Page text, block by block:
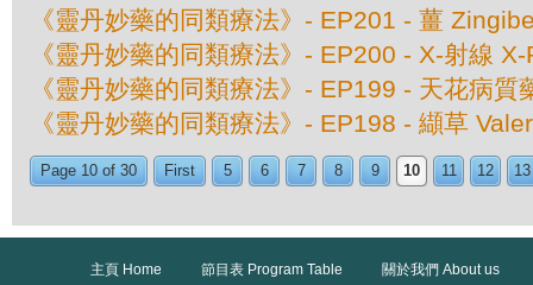
《靈丹妙藥的同類療法》- EP201 - 薑
《靈丹妙藥的同類療法》- EP200 - X-射線 X-
《靈丹妙藥的同類療法》- EP199 - 天花病質
《靈丹妙藥的同類療法》- EP198 - 纈草
Page 10 of 30 First 5 6 7 8 9 10 11 12 13
主頁 Home 節目表 Program Table
關於我們 About us